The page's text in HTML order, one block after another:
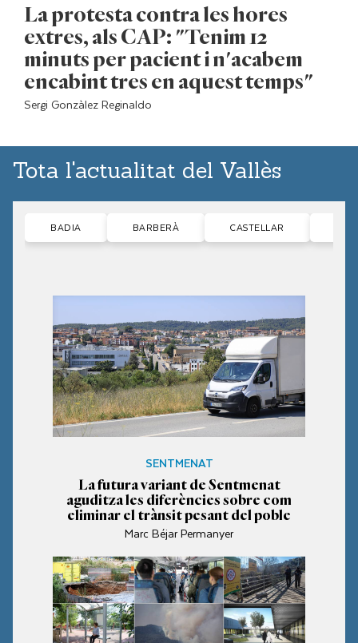
La protesta contra les hores
extres, als CAP: "Tenim 12
minuts per pacient i n'acabem
encabint tres en aquest temps"
Sergi Gonzàlez Reginaldo
Tota l'actualitat del Vallès
BADIA BARBERÀ CASTELLAR
SENTMENAT
La futura variant de Sentmenat
aguditza les diferències sobre com
eliminar el trànsit pesant del poble
Marc Béjar Permanyer